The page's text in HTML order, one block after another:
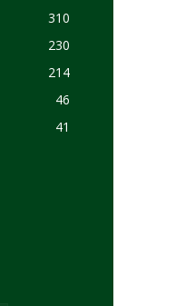
310
230
214
46
41